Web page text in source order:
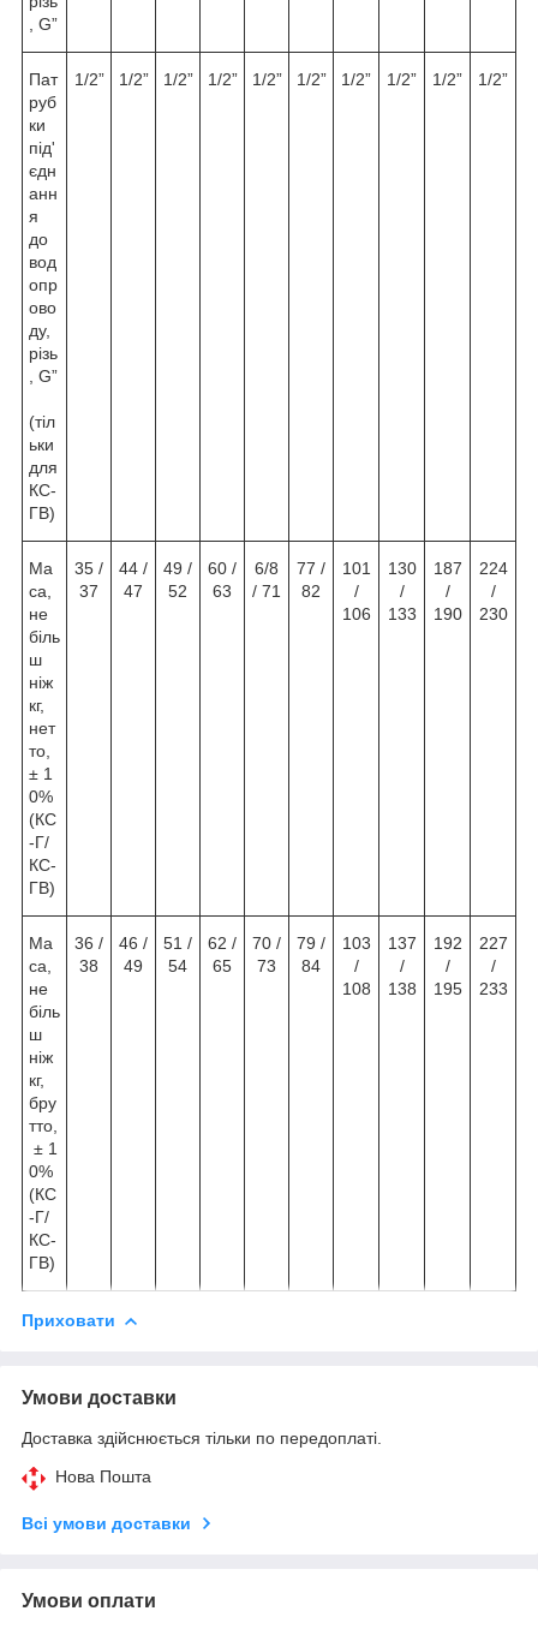
, G”
Пат
руб
ки
під'
єдн
анн
я
до
вод
опр
ово
ду,
різь
, G”
(тіл
ьки
для
КС-
ГВ)
1/2” 1/2” 1/2” 1/2” 1/2” 1/2” 1/2” 1/2” 1/2” 1/2”
Ма
са,
не
біль
ш
ніж
кг,
нет
то,
± 1
0%
(КС
-Г/
КС-
ГВ)
35 /
37
44 /
47
49 /
52
60 /
63
6/8
/ 71
77 /
82
101
/
106
130
/
133
187
/
190
224
/
230
Ма
са,
не
біль
ш
ніж
кг,
бру
тто,
± 1
0%
(КС
-Г/
КС-
ГВ)
36 /
38
46 /
49
51 /
54
62 /
65
70 /
73
79 /
84
103
/
108
137
/
138
192
/
195
227
/
233
Приховати
Умови доставки
Доставка здійснюється тільки по передоплаті.
Нова Пошта
Всі умови доставки
Умови оплати